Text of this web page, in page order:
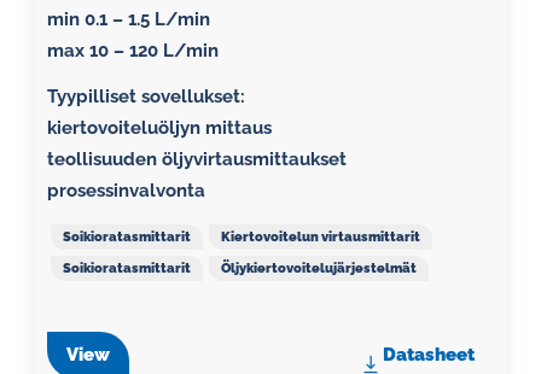
min 0.1 – 1.5 L/min
max 10 – 120 L/min
Tyypilliset sovellukset:
kiertovoiteluöljyn mittaus
teollisuuden öljyvirtausmittaukset
prosessinvalvonta
Soikioratasmittarit
Kiertovoitelun virtausmittarit
Soikioratasmittarit
Öljykiertovoitelujärjestelmät
View Datasheet